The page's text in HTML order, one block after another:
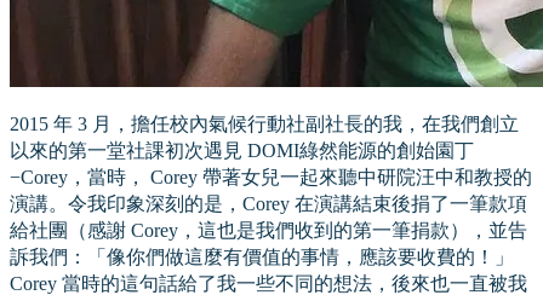
2015 年 3 月，擔任校內氣候行動社副社長的我，在我們創立
以來的第一堂社課初次遇見 DOMI綠然能源的創始園丁
−Corey，當時， Corey 帶著女兒一起來聽中研院汪中和教授的
演講。令我印象深刻的是，Corey 在演講結束後捐了一筆款項
給社團（感謝 Corey，這也是我們收到的第一筆捐款），並告
訴我們：「像你們做這麼有價值的事情，應該要收費的！」
Corey 當時的這句話給了我一些不同的想法，後來也一直被我